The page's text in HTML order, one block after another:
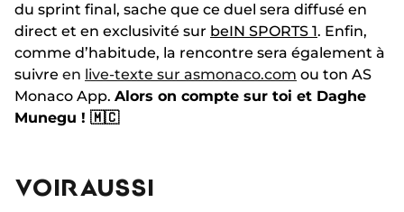
du sprint final, sache que ce duel sera diffusé en
direct et en exclusivité sur beIN SPORTS 1. Enfin,
comme d’habitude, la rencontre sera également à
suivre en live-texte sur asmonaco.com ou ton AS
Monaco App. Alors on compte sur toi et Daghe
Munegu ! 🇲🇨
VOIR AUSSI